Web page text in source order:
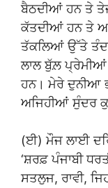
ਬੈਠਦੀਆਂ ਹਨ ਤੇ
ਕੱਤਦੀਆਂ ਹਨ ਤੇ
ਤੱਕਲਿਆਂ ਉੱਤੇ
ਲਾਲ ਬੁੱਲ਼ ਪ੍ਰੇਮੀਆਂ
ਹਨ। ਮੇਰੇ ਦੁਨੀਆ
ਅਜਿਹੀਆਂ ਸੁੰਦਰ
(ਈ) ਮੌਜ ਲਾਈ
‘ਸ਼ਰਫ਼ ਪੰਜਾਬੀ
ਸਤਲੁਜ, ਰਾਵੀ,